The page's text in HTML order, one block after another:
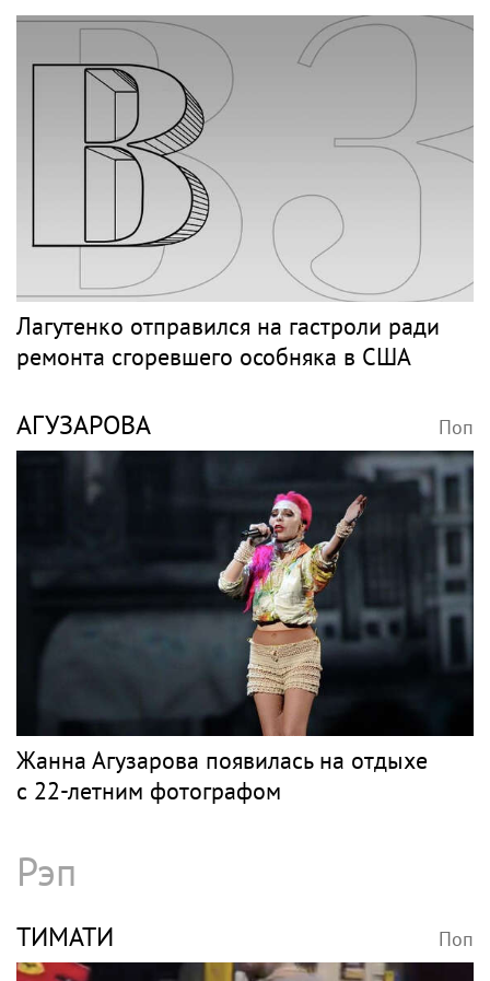
Лагутенко отправился на гастроли ради
ремонта сгоревшего особняка в США
АГУЗАРОВА Поп
Жанна Агузарова появилась на отдыхе
с 22-летним фотографом
Рэп
ТИМАТИ Поп